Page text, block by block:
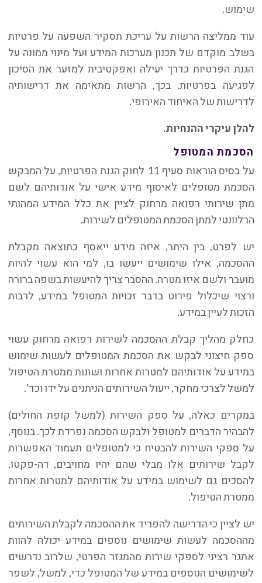
שימוש.
עוד ממליצה הרשות על עריכת תסקיר השפעה על פרטיות
בשלב מוקדם של תכנון מערכות המידע ועל מינוי ממונה על
הגנת הפרטיות כדרך יעילה ואפקטיבית למזער את הסיכון
לפגיעה בפרטיות. בכך, הרשות מתאימה את דרישותיה
לדרישות של האיחוד האירופי.
להלן עיקרי ההנחיות.
הסכמת המטופל
על בסיס הוראות סעיף 11 לחוק הגנת הפרטיות, על המבקש
הסכמת מטופלים לאיסוף מידע אישי על אודותיהם לשם
מתן שירותי רפואה מרחוק לציין את כלל המידע המהותי
הרלוונטי למתן הסכמת המטופלים לשירות.
יש לפרט, בין היתר, איזה מידע ייאסף כתוצאה מקבלת
ההסכמה, אילו שימושים ייעשו בו, למי הוא עשוי להיות
מועבר ולשם איזו מטרה. ההסבר צריך להיעשות בשפה ברורה
ורצוי שיכלול פירוט בדבר זכויות המטופל במידע, לרבות
הזכות לעיין במידע.
כחלק מהליך קבלת ההסכמה לשירות רפואה מרחוק עשוי
ספק חיצוני לבקש את הסכמת המטופלים לעשות שימוש
במידע על אודותיהם למטרות אחרות ושונות ממטרת הטיפול
למשל לצרכי מחקר, ייעול השירותים הניתנים על ידו וכד'.
במקרים כאלה, על ספק השירות (למשל קופת החולים)
להבהיר הדברים למטופל ולבקש הסכמה נפרדת לכך. בנוסף,
על ספקי השירות להבטיח כי למטופלים תעמוד האפשרות
לקבל שירותים אלו מבלי שהם יהיו מחויבים, דה-פקטו,
להסכים גם לשימוש במידע על אודותיהם למטרות אחרות
ממטרת הטיפול.
יש לציין כי הדרישה להפריד את ההסכמה לקבלת השירותים
מההסכמה לעשות שימושים נוספים במידע יכולה להוות
אתגר רציני לספקי שירות מהמגזר הפרטי, שלרוב נדרשים
לשימושים הנוספים במידע של המטופל כדי, למשל, לשפר